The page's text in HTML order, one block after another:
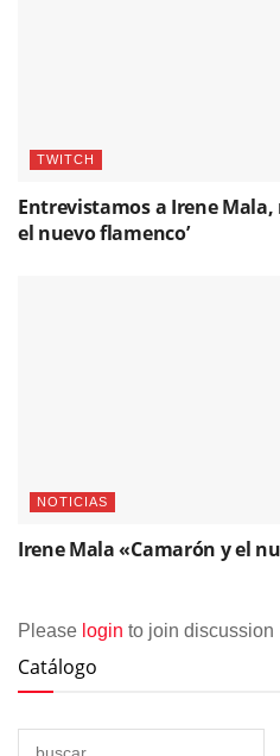
TWITCH
Entrevistamos a Irene Mala,
el nuevo flamenco’
NOTICIAS
Irene Mala «Camarón y el
Please login to join discussion
Catálogo